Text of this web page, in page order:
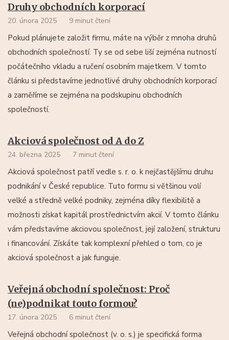
Druhy obchodních korporací
20. února 2025 9 minut čtení
Pokud plánujete založit firmu, máte na výběr z mnoha druhů
obchodních společností. Ty se od sebe liší zejména nutností
počátečního vkladu a ručení osobním majetkem. V tomto
článku si představíme jednotlivé druhy obchodních korporací
a zaměříme se zejména na podskupinu obchodních
společností.
Akciová společnost od A do Z
24. března 2025 7 minut čtení
Akciová společnost patří vedle s. r. o. k nejčastějšímu druhu
podnikání v České republice. Tuto formu si většinou volí
velké a středně velké podniky, zejména díky flexibilitě a
možnosti získat kapitál prostřednictvím akcií. V tomto článku
vám představíme akciovou společnost, její založení, strukturu
i financování. Získáte tak komplexní přehled o tom, co je
akciová společnost a jak funguje.
Veřejná obchodní společnost: Proč
(ne)podnikat touto formou?
17. února 2025 6 minut čtení
Veřejná obchodní společnost (v. o. s.) je specifická forma